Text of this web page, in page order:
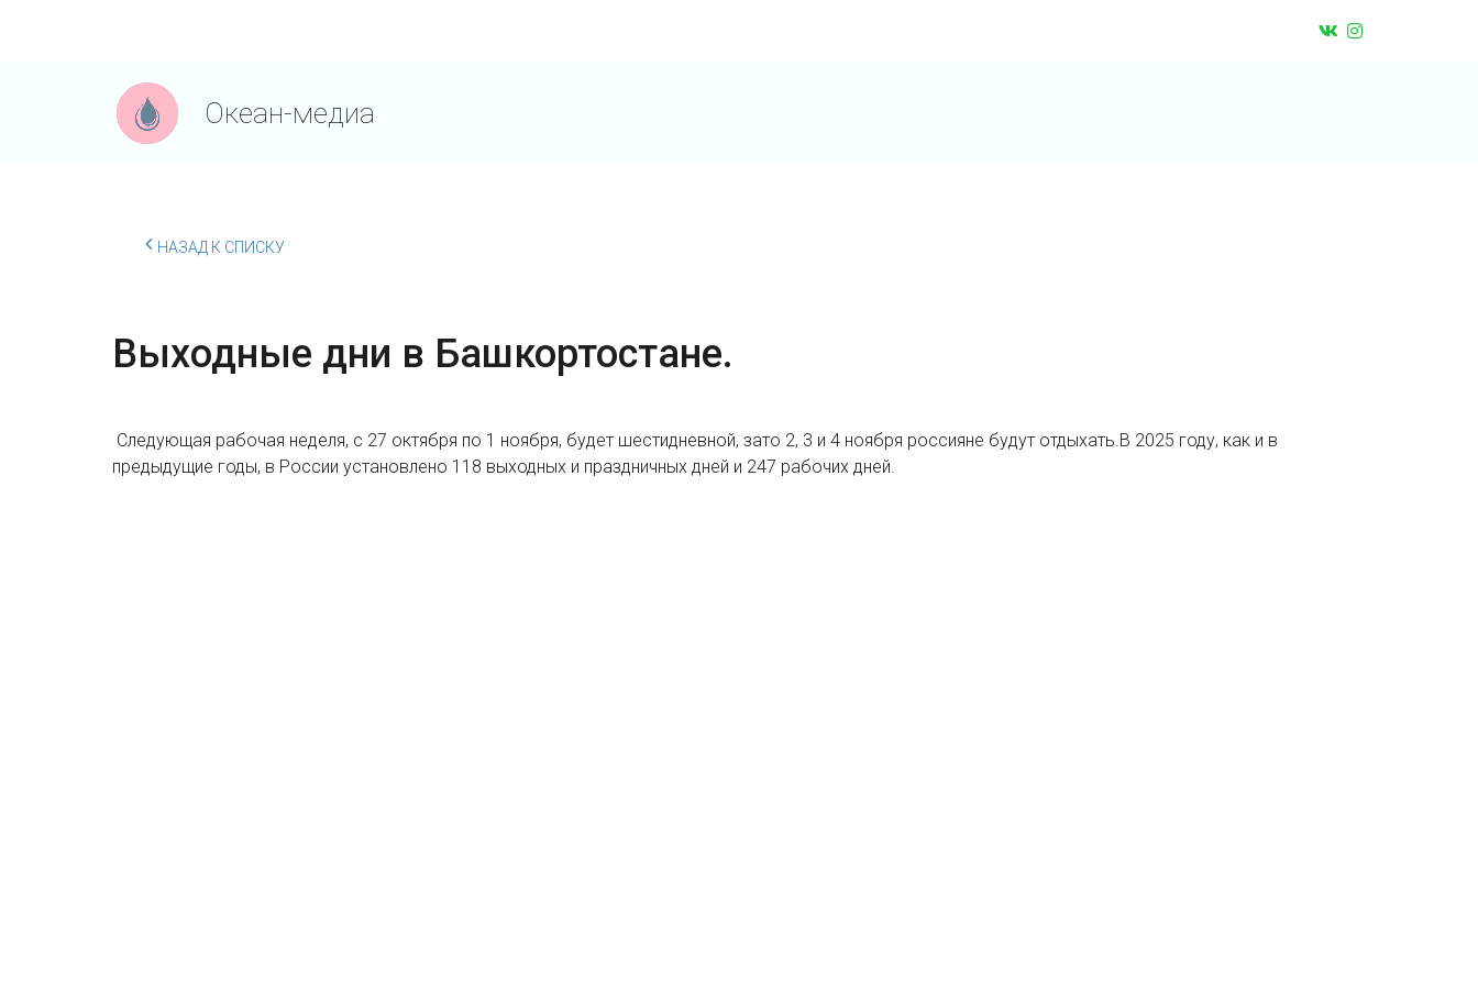
Океан-медиа
НАЗАД К СПИСКУ
Выходные дни в Башкортостане.
Следующая рабочая неделя, с 27 октября по 1 ноября, будет шестидневной, зато 2, 3 и 4 ноября россияне будут отдыхать.В 2025 году, как и в
предыдущие годы, в России установлено 118 выходных и праздничных дней и 247 рабочих дней.